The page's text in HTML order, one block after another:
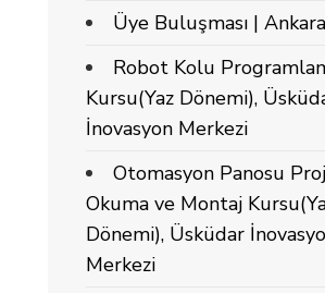
Üye Buluşması |
Robot Kolu
Kursu(Yaz Dönemi),
İnovasyon Merkezi
Otomasyon Panosu
Okuma ve Montaj
Dönemi), Üsküdar
Merkezi